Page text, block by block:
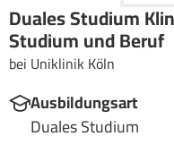
Duales Studium
Studium und Beruf
bei Uniklinik Köln
Ausbildungsart
Duales Studium